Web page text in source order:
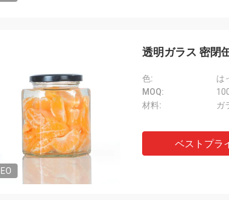
透明ガラス 密閉
色:
は
MOQ:
材料:
ガ
ベストプラ